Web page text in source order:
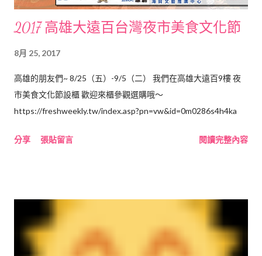
5%－15%的漂白水浸泡15分鐘，可以褪掉貝殼表面的珊瑚質。
平時可用潮濕的軟布條擦拭表面的灰塵，待乾燥後可塗上少
輝。 保養注意事項 保養注意事項,a photo by hsoc-handicraft on
Flickr. 陽光是保存貝殼的第一大禁忌，直曬陽光會使貝殼褪色。
其次要注意恒溫，防潮，防塵。 不要將貝殼飾品接觸到定型發
水，...
2017 高雄大遠百台灣夜市美食文化節
8月 25, 2017
高雄的朋友們~ 8/25（五）-9/5（二） 我們在高雄大遠百9樓 夜
市美食文化節設櫃 歡迎來櫃參觀選購哦～
https://freshweekly.tw/index.asp?pn=vw&id=0m0286s4h4ka
分享 張貼留言 閱讀完整內容